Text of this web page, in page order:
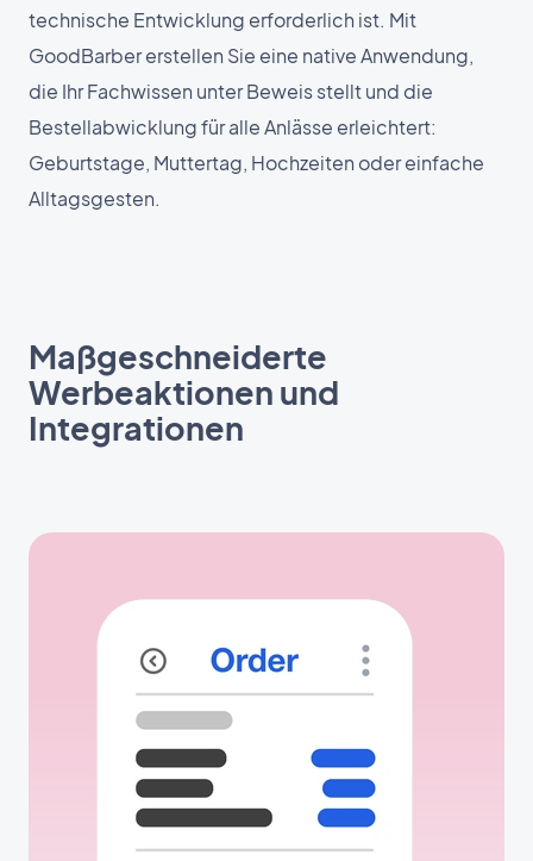
technische Entwicklung erforderlich ist. Mit
GoodBarber erstellen Sie eine native Anwendung,
die Ihr Fachwissen unter Beweis stellt und die
Bestellabwicklung für alle Anlässe erleichtert:
Geburtstage, Muttertag, Hochzeiten oder einfache
Alltagsgesten.
Maßgeschneiderte
Werbeaktionen und
Integrationen